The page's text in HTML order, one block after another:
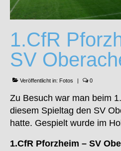
Buch: Unter Löwen
1.CfR
SV
Veröffentlicht in: Fotos 0
Zu Besuch war man beim
diesem Spieltag den SV
hatte. Gespielt wurde im
1.CfR Pforzheim – SV